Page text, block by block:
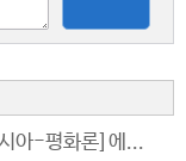
아-평화론]에...